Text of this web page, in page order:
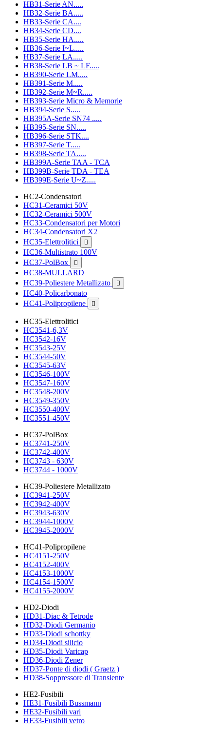
HB31-Serie AN.....
HB32-Serie BA.....
HB33-Serie CA....
HB34-Serie CD....
HB35-Serie HA.....
HB36-Serie I~L.....
HB37-Serie LA.....
HB38-Serie LB ~ LF.....
HB390-Serie LM.....
HB391-Serie M.....
HB392-Serie M~R.....
HB393-Serie Micro & Memorie
HB394-Serie S.....
HB395A-Serie SN74 .....
HB395-Serie SN.....
HB396-Serie STK....
HB397-Serie T.....
HB398-Serie TA.....
HB399A-Serie TAA - TCA
HB399B-Serie TDA - TEA
HB399E-Serie U~Z.....
HC2-Condensatori
HC31-Ceramici 50V
HC32-Ceramici 500V
HC33-Condensatori per Motori
HC34-Condensatori X2
HC35-Elettrolitici

HC36-Multistrato 100V
HC37-PolBox

HC38-MULLARD
HC39-Poliestere Metallizato

HC40-Policarbonato
HC41-Polipropilene

HC35-Elettrolitici
HC3541-6,3V
HC3542-16V
HC3543-25V
HC3544-50V
HC3545-63V
HC3546-100V
HC3547-160V
HC3548-200V
HC3549-350V
HC3550-400V
HC3551-450V
HC37-PolBox
HC3741-250V
HC3742-400V
HC3743 - 630V
HC3744 - 1000V
HC39-Poliestere Metallizato
HC3941-250V
HC3942-400V
HC3943-630V
HC3944-1000V
HC3945-2000V
HC41-Polipropilene
HC4151-250V
HC4152-400V
HC4153-1000V
HC4154-1500V
HC4155-2000V
HD2-Diodi
HD31-Diac & Tetrode
HD32-Diodi Germanio
HD33-Diodi schottky
HD34-Diodi silicio
HD35-Diodi Varicap
HD36-Diodi Zener
HD37-Ponte di diodi ( Graetz )
HD38-Soppressore di Transiente
HE2-Fusibili
HE31-Fusibili Bussmann
HE32-Fusibili vari
HE33-Fusibili vetro